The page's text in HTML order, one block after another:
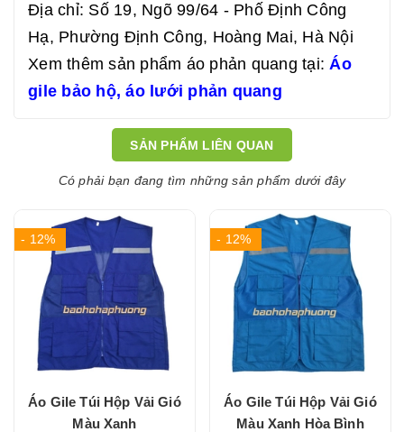
Địa chỉ: Số 19, Ngõ 99/64 - Phố Định Công
Hạ, Phường Định Công, Hoàng Mai, Hà Nội
Xem thêm sản phẩm áo phản quang tại:Áo
gile bảo hộ,áo lưới phản quang
SẢN PHẨM LIÊN QUAN
Có phải bạn đang tìm những sản phẩm dưới đây
- 12%
Áo Gile Túi Hộp Vải Gió
Màu Xanh
- 12%
Áo Gile Túi Hộp Vải Gió
Màu Xanh Hòa Bình